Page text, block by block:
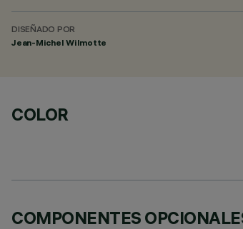
DISEÑADO POR
Jean-Michel Wilmotte
COLOR
COMPONENTES